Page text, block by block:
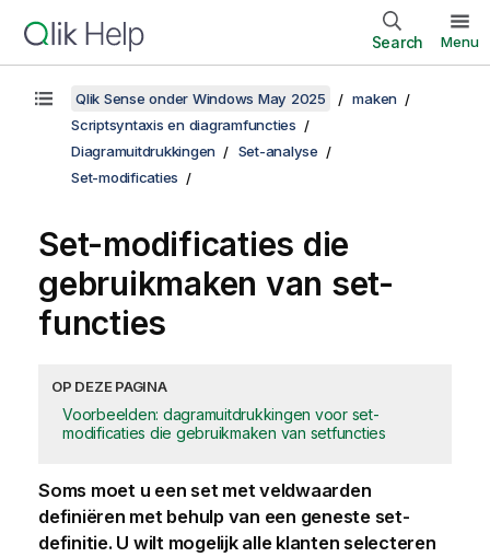
Search Menu
Qlik Sense onder Windows May 2025
maken
Scriptsyntaxis en diagramfuncties
Diagramuitdrukkingen
Set-analyse
Set-modificaties
Set-modificaties die
gebruikmaken van set-
functies
OP DEZE PAGINA
Voorbeelden: dagramuitdrukkingen voor set-
modificaties die gebruikmaken van setfuncties
Soms moet u een set met veldwaarden
definiëren met behulp van een geneste set-
definitie. U wilt mogelijk alle klanten selecteren